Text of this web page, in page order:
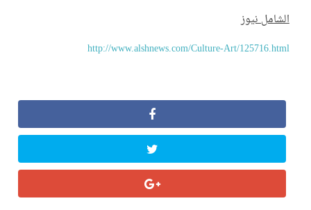
نيوز
http://www.alshnews.com/Culture-Art/